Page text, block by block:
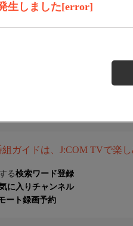
生しました[error]
組ガイドは、J:COM TVで楽
る検索ワード登録
に入りチャンネル
ート録画予約